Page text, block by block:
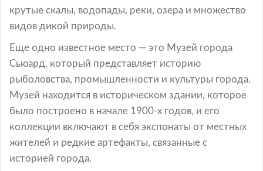
крутые скалы, водопады, реки, озера и множество
видов дикой природы.
Еще одно известное место — это Музей города
Сьюард, который представляет историю
рыболовства, промышленности и культуры города.
Музей находится в историческом здании, которое
было построено в начале 1900-х годов, и его
коллекции включают в себя экспонаты от местных
жителей и редкие артефакты, связанные с
историей города.